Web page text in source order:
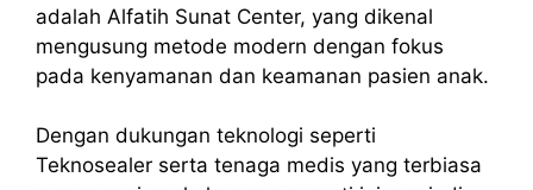
adalah Alfatih Sunat Center, yang dikenal
mengusung metode modern dengan fokus
pada kenyamanan dan keamanan pasien anak.
Dengan dukungan teknologi seperti
Teknosealer serta tenaga medis yang terbiasa